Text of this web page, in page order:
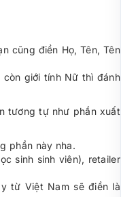
cũng điền Họ, Tên, Tên
còn giới tính Nữ thì đánh
tương tự như phần xuất
phần này nha.
sinh sinh viên), retailer
từ Việt Nam sẽ điền là